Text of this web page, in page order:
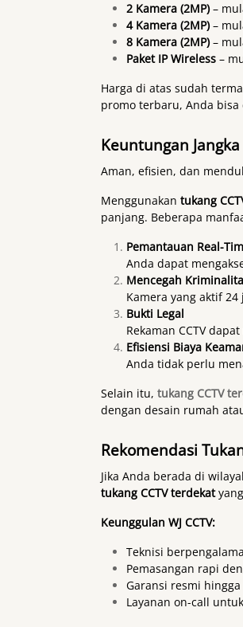
2 Kamera (2MP)–
4 Kamera (2MP)–
8 Kamera (2MP)–
Paket IP Wireless –
Harga di atas sudah
promo terbaru, Anda bisa
Keuntungan
Aman, efisien, dan
Menggunakan tukang
panjang. Beberapa
Pemantauan Real-
Anda dapat
Mencegah
Kamera yang aktif
Bukti Legal
Rekaman CCTV
Efisiensi Biaya
Anda tidak perlu
Selain itu, tukang CCTV
dengan desain rumah
Rekomendasi
Jika Anda berada di
tukang CCTV terdekat
Keunggulan WJ CCTV:
Teknisi
Pemasangan rapi
Garansi resmi
Layanan on-call